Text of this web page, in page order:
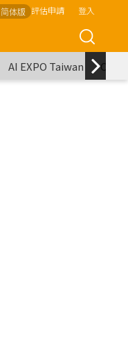
简体版 評估申請 登入
AI EXPO Taiwan